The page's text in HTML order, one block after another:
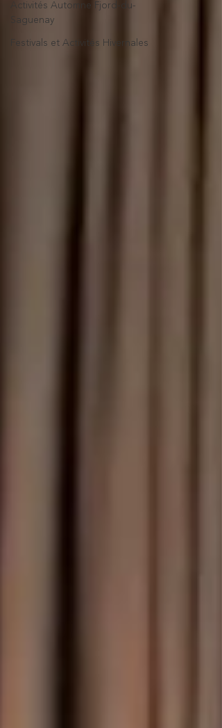
Activités Automne Fjord-du-
Saguenay
Festivals et Activités Hivernales